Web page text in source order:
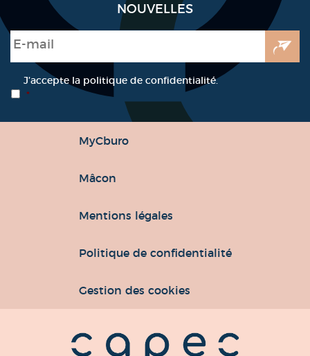
NOUVELLES
E-mail
RGPD *
J’accepte la politique de confidentialité.
*
MyCburo
Mâcon
Mentions légales
Politique de confidentialité
Gestion des cookies